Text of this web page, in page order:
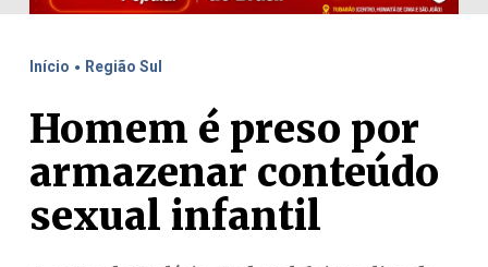
Início . Região Sul
Homem é preso por
armazenar conteúdo
sexual infantil